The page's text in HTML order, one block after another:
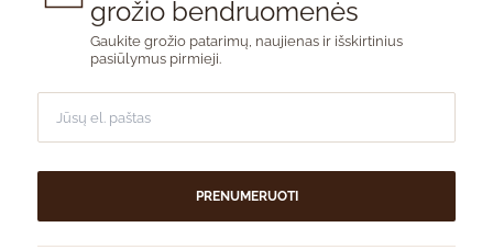
grožio bendruomenės
Gaukite grožio patarimų, naujienas ir išskirtinius
pasiūlymus pirmieji.
PRENUMERUOTI